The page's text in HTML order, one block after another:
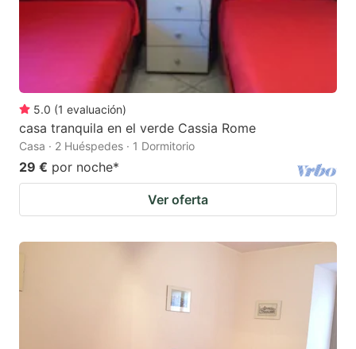
5.0 (1 evaluación)
casa tranquila en el verde Cassia Rome
Casa · 2 Huéspedes · 1 Dormitorio
29 € por noche*
Ver oferta